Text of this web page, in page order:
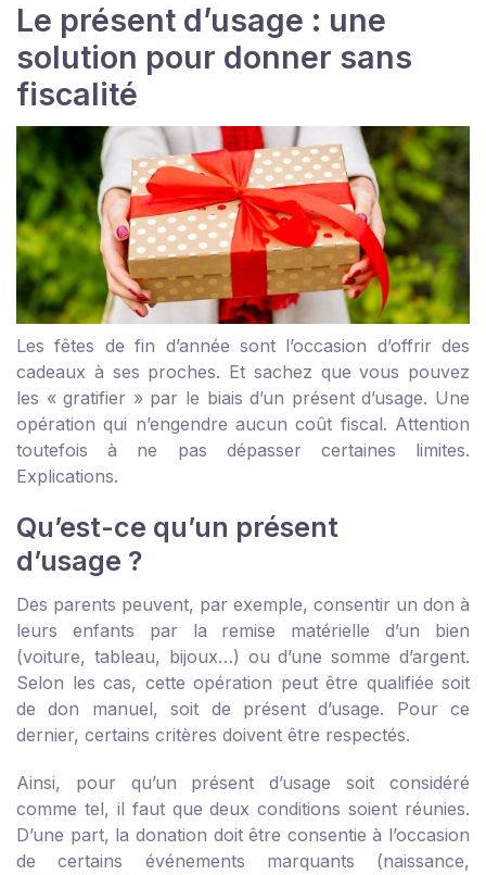
Le présent d’usage : une
solution pour donner sans
fiscalité
Les fêtes de fin d’année sont l’occasion d’offrir des
cadeaux à ses proches. Et sachez que vous pouvez
les « gratifier » par le biais d’un présent d’usage. Une
opération qui n’engendre aucun coût fiscal. Attention
toutefois à ne pas dépasser certaines limites.
Explications.
Qu’est-ce qu’un présent
d’usage ?
Des parents peuvent, par exemple, consentir un don à
leurs enfants par la remise matérielle d’un bien
(voiture, tableau, bijoux…) ou d’une somme d’argent.
Selon les cas, cette opération peut être qualifiée soit
de don manuel, soit de présent d’usage. Pour ce
dernier, certains critères doivent être respectés.
Ainsi, pour qu’un présent d’usage soit considéré
comme tel, il faut que deux conditions soient réunies.
D’une part, la donation doit être consentie à l’occasion
de certains événements marquants (naissance,